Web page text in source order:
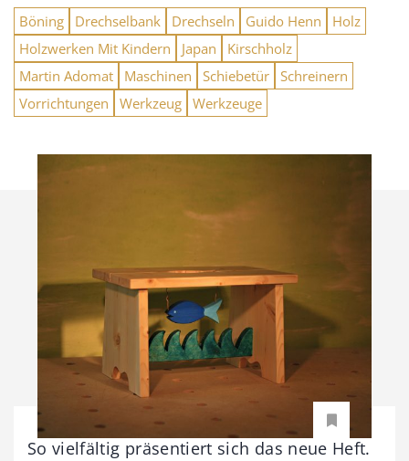
Böning Drechselbank Drechseln Guido Henn
Holz
Holzwerken Mit Kindern
Japan
Kirschholz
Martin Adomat
Maschinen Schiebetür Schreinern
Vorrichtungen
Werkzeug Werkzeuge
So vielfältig präsentiert sich das neue Heft.